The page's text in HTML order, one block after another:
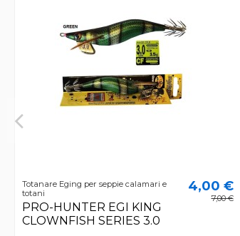
Totanare Eging per seppie calamari e
totani
PRO-HUNTER EGI KING
CLOWNFISH SERIES 3.0
4,00 €
7,00 €